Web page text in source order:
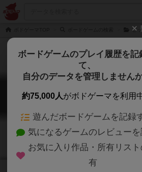
ピ
ピッチカー：拡張
PitchCar Extension
ボードゲームのプレイ履歴を記
て、
自分のデータを管理しません
約75,000人がボドゲーマを利用
遊んだボードゲームを記録
気になるゲームのレビューを
お気に入り作品・所有リスト
有